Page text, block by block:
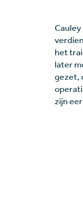
het
later
gezet,
zijn